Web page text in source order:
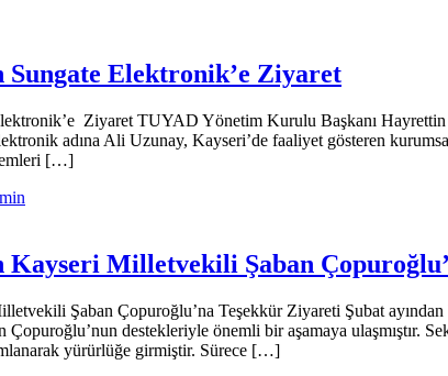
Elektronik’e Ziyaret
Ziyaret TUYAD Yönetim Kurulu Başkanı
adına Ali Uzunay, Kayseri’de faaliyet gösteren
[…]
Kayseri Milletvekili Şaban
Şaban Çopuroğlu’na Teşekkür Ziyareti Şubat ayından
destekleriyle önemli bir aşamaya ulaşmıştır.
yürürlüğe girmiştir. Sürece […]